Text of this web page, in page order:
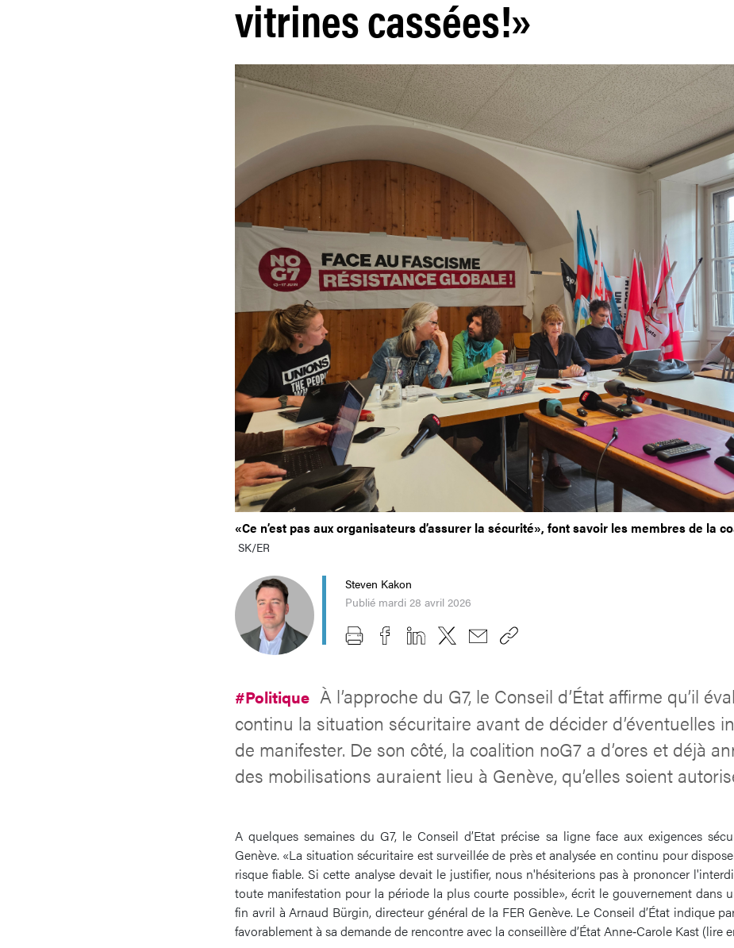
vitrines cassées!»
«Ce n’est pas aux organisateurs d’assurer la sécurité», font savoir les membres de la
SK/ER
Steven Kakon
Publié mardi 28 avril 2026
#Politique À l’approche du G7, le Conseil d’État affirme qu’il
continu la situation sécuritaire avant de décider d’éventuelles
de manifester. De son côté, la coalition noG7 a d’ores et déjà
des mobilisations auraient lieu à Genève, qu’elles soient
A quelques semaines du G7, le Conseil d’Etat précise sa ligne face aux exigences
Genève. «La situation sécuritaire est surveillée de près et analysée en continu pour
risque fiable. Si cette analyse devait le justifier, nous n'hésiterions pas à prononcer
toute manifestation pour la période la plus courte possible», écrit le gouvernement dans
fin avril à Arnaud Bürgin, directeur général de la FER Genève. Le Conseil d’État indique
favorablement à sa demande de rencontre avec la conseillère d’État Anne‑Carole Kast (lire